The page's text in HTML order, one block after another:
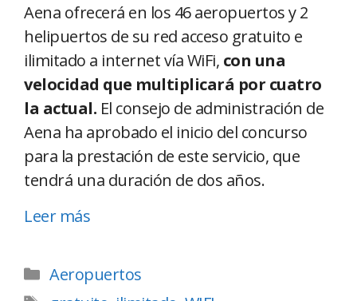
Aena ofrecerá en los 46 aeropuertos y 2
helipuertos de su red acceso gratuito e
ilimitado a internet vía WiFi, con una
velocidad que multiplicará por cuatro
la actual. El consejo de administración de
Aena ha aprobado el inicio del concurso
para la prestación de este servicio, que
tendrá una duración de dos años.
Leer más
Aeropuertos